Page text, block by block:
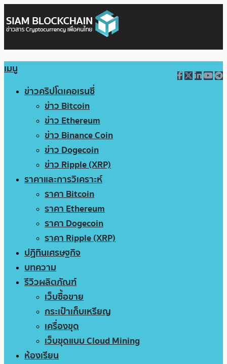
เมนู
ข่าวคริปโตเคอเรนซี่
ข่าว Bitcoin
ข่าว Ethereum
ข่าว Binance Coin
ข่าว Dogecoin
ข่าว Ripple (XRP)
ราคาและการวิเคราะห์
ราคา Bitcoin
ราคา Ethereum
ราคา Dogecoin
ราคา Ripple (XRP)
ปฏิทินเศรษฐกิจ
บทความ
รีวิวผลิตภัณฑ์
เว็บซื้อขาย
กระเป๋าเก็บเหรียญ
เครื่องขุด
เว็บขุดแบบ Cloud Mining
ห้องเรียน